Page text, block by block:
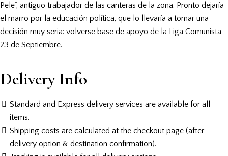
Pele”, antiguo trabajador de las canteras de la zona. Pronto dejaría
el marro por la educación política, que lo llevaría a tomar una
decisión muy seria: volverse base de apoyo de la Liga Comunista
23 de Septiembre.
Delivery Info
Standard and Express delivery services are available for all
items.
Shipping costs are calculated at the checkout page (after
delivery option & destination confirmation).